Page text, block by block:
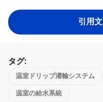
引用
タグ:
温室ドリップ灌輸システム
温室の給水系統